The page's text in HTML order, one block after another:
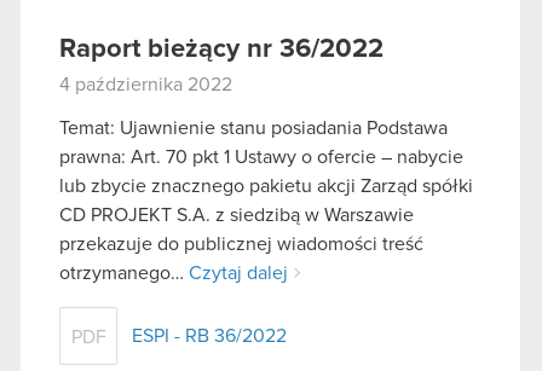
Raport bieżący nr 36/2022
4 października 2022
Temat: Ujawnienie stanu posiadania Podstawa
prawna: Art. 70 pkt 1 Ustawy o ofercie – nabycie
lub zbycie znacznego pakietu akcji Zarząd spółki
CD PROJEKT S.A. z siedzibą w Warszawie
przekazuje do publicznej wiadomości treść
otrzymanego… Czytaj dalej
PDF ESPI - RB 36/2022